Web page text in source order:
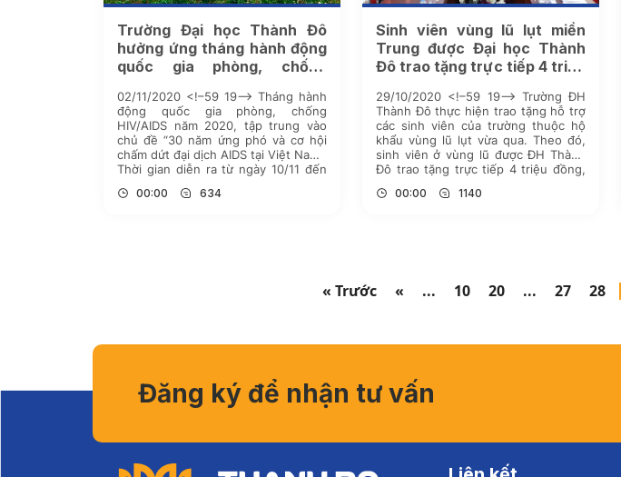
Trường Đại học Thành Đô
hưởng ứng tháng hành động
quốc gia phòng, chống
02/11/2020 <!–59 19–> Tháng hành
động quốc gia phòng, chống
HIV/AIDS năm 2020, tập trung vào
chủ đề “30 năm ứng phó và cơ hội
chấm dứt đại dịch AIDS tại Việt Nam”.
Thời gian diễn ra từ ngày 10/11 đến
Trường Đại học Thành Đô đã ban
00:00 634
Sinh viên vùng lũ lụt miền
Trung được Đại học Thành
Đô trao tặng trực tiếp 4 triệu
29/10/2020 <!–59 19–> Trường ĐH
Thành Đô thực hiện trao tặng hỗ trợ
các sinh viên của trường thuộc hộ
khẩu vùng lũ lụt vừa qua. Theo đó,
sinh viên ở vùng lũ được ĐH Thành
Đô trao tặng trực tiếp 4 triệu đồng,
của CB-GV-SV […]
00:00 1140
« Trước « ... 10 20 ... 27 28
Đăng ký để nhận tư vấn